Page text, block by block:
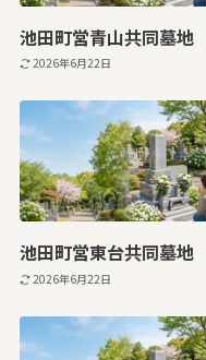
池田町営青山共同墓地
2026年6月22日
池田町営東台共同墓地
2026年6月22日